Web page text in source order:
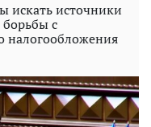
искать источники
с
налогообложения